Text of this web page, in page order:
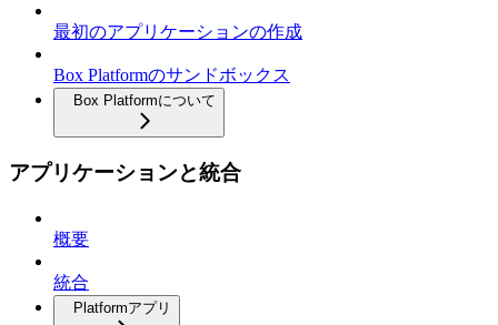
最初のアプリケーションの作成
Box Platformのサンドボックス
Box Platformについて
アプリケーションと統合
概要
統合
Platformアプリ